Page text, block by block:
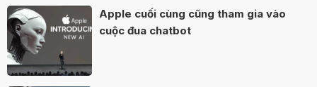
Apple cuối cùng cũng tham gia vào
cuộc đua chatbot